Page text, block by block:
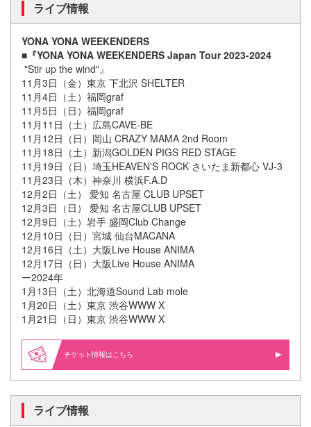
ライブ情報
YONA YONA WEEKENDERS
■『YONA YONA WEEKENDERS Japan Tour 2023-2024
"Stir up the wind"』
11月3日（金）東京 下北沢 SHELTER
11月4日（土）福岡graf
11月5日（日）福岡graf
11月11日（土）広島CAVE-BE
11月12日（日）岡山 CRAZY MAMA 2nd Room
11月18日（土）新潟GOLDEN PIGS RED STAGE
11月19日（日）埼玉HEAVEN'S ROCK さいたま新都心 VJ-3
11月23日（木）神奈川 横浜F.A.D
12月2日（土） 愛知 名古屋 CLUB UPSET
12月3日（日） 愛知 名古屋CLUB UPSET
12月9日（土）岩手 盛岡Club Change
12月10日（日）宮城 仙台MACANA
12月16日（土）大阪Live House ANIMA
12月17日（日）大阪Live House ANIMA
ー2024年
1月13日（土）北海道Sound Lab mole
1月20日（土）東京 渋谷WWW X
1月21日（日）東京 渋谷WWW X
情報はこちら
ライブ情報